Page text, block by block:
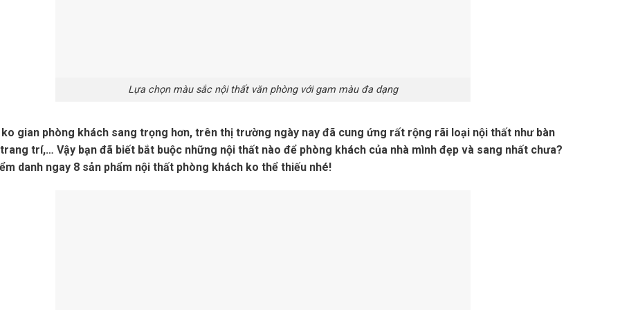
Lựa chọn màu sắc nội thất văn phòng với gam màu đa dạng
gian phòng khách sang trọng hơn, trên thị trường ngày nay đã cung ứng rất rộng rãi loại nội thất như bàn
trí,… Vậy bạn đã biết bắt buộc những nội thất nào để phòng khách của nhà mình đẹp và sang nhất chưa?
danh ngay 8 sản phẩm nội thất phòng khách ko thể thiếu nhé!